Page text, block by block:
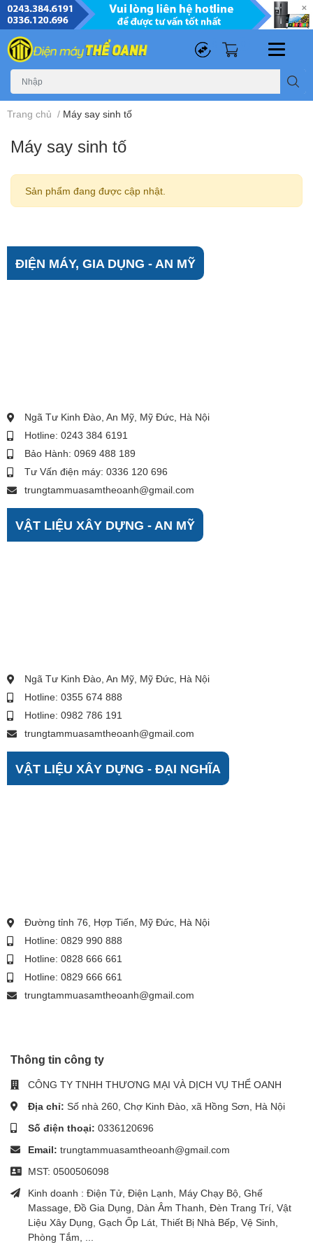
Trang chủ / Máy say sinh tố
Máy say sinh tố
Sản phẩm đang được cập nhật.
ĐIỆN MÁY, GIA DỤNG - AN MỸ
Ngã Tư Kinh Đào, An Mỹ, Mỹ Đức, Hà Nội
Hotline: 0243 384 6191
Bảo Hành: 0969 488 189
Tư Vấn điện máy: 0336 120 696
trungtammuasamtheoanh@gmail.com
VẬT LIỆU XÂY DỰNG - AN MỸ
Ngã Tư Kinh Đào, An Mỹ, Mỹ Đức, Hà Nội
Hotline: 0355 674 888
Hotline: 0982 786 191
trungtammuasamtheoanh@gmail.com
VẬT LIỆU XÂY DỰNG - ĐẠI NGHĨA
Đường tỉnh 76, Hợp Tiến, Mỹ Đức, Hà Nội
Hotline: 0829 990 888
Hotline: 0828 666 661
Hotline: 0829 666 661
trungtammuasamtheoanh@gmail.com
Thông tin công ty
CÔNG TY TNHH THƯƠNG MẠI VÀ DỊCH VỤ THỂ OANH
Địa chỉ: Số nhà 260, Chợ Kinh Đào, xã Hồng Sơn, Hà Nội
Số điện thoại: 0336120696
Email: trungtammuasamtheoanh@gmail.com
MST: 0500506098
Kinh doanh : Điện Tử, Điện Lạnh, Máy Chạy Bộ, Ghế
Massage, Đồ Gia Dụng, Dàn Âm Thanh, Đèn Trang Trí, Vật
Liệu Xây Dụng, Gạch Ốp Lát, Thiết Bị Nhà Bếp, Vệ Sinh,
Phòng Tắm, ...